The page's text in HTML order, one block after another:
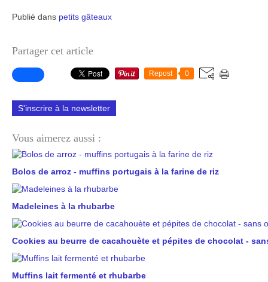
Publié dans petits gâteaux
Partager cet article
Repost 0
S'inscrire à la newsletter
Vous aimerez aussi :
Bolos de arroz - muffins portugais à la farine de riz
Madeleines à la rhubarbe
Cookies au beurre de cacahouète et pépites de chocolat -
Muffins lait fermenté et rhubarbe